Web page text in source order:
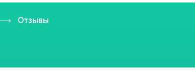
Отзывы